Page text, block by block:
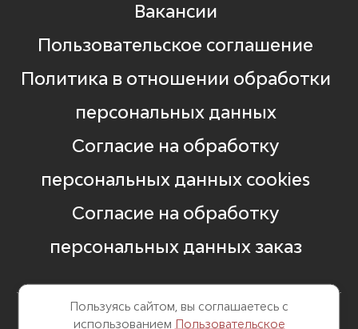
Пользуясь сайтом, вы соглашаетесь с
использованием Пользовательское
Вакансии
Пользовательское соглашение
Политика в отношении обработки
персональных данных
Согласие на обработку
персональных данных cookies
Согласие на обработку
персональных данных заказ